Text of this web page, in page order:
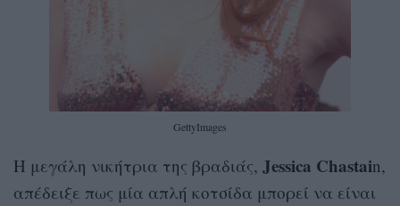
GettyImages
Η μεγάλη νικήτρια της βραδιάς, Jessica Chastain,
απέδειξε πως μία απλή κοτσίδα μπορεί να είναι